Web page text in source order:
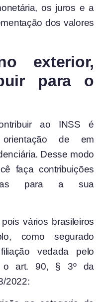
os juros e a
dos valores
exterior,
para o
ao INSS é
de em
Desse modo
faça contribuições
para a sua
vários brasileiros
como segurado
vedada pelo
o art. 90, § 3º da
2022: